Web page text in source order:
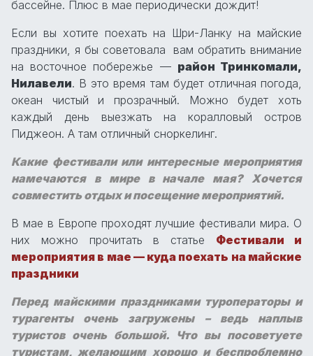
бассейне. Плюс в мае периодически дождит!
Если вы хотите поехать на Шри-Ланку на майские
праздники, я бы советовала вам обратить внимание
на восточное побережье — район Тринкомали,
Нилавели. В это время там будет отличная погода,
океан чистый и прозрачный. Можно будет хоть
каждый день выезжать на коралловый остров
Пиджеон. А там отличный сноркелинг.
Какие фестивали или интересные мероприятия
намечаются в мире в начале мая? Хочется
совместить отдых и посещение мероприятий.
В мае в Европе проходят лучшие фестивали мира. О
них можно прочитать в статье Фестивали и
мероприятия в мае — куда поехать на майские
праздники
Перед майскими праздниками туроператоры и
турагенты очень загружены – ведь наплыв
туристов очень большой. Что вы посоветуете
туристам, желающим хорошо и беспроблемно